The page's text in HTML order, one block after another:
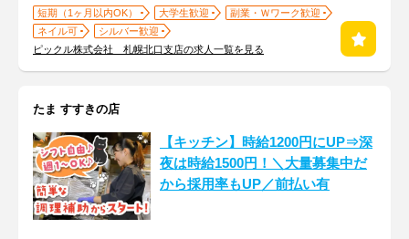
短期（1ヶ月以内OK） 大学生歓迎
副業・Ｗワーク歓迎
ネイル可
シルバー歓迎
ピックル株式会社 札幌北口支店の求人一覧を見る
たま すすきの店
【キッチン】時給1200円にUP⇒深
夜は時給1500円！＼大量募集中だ
から採用率もUP／前払い有